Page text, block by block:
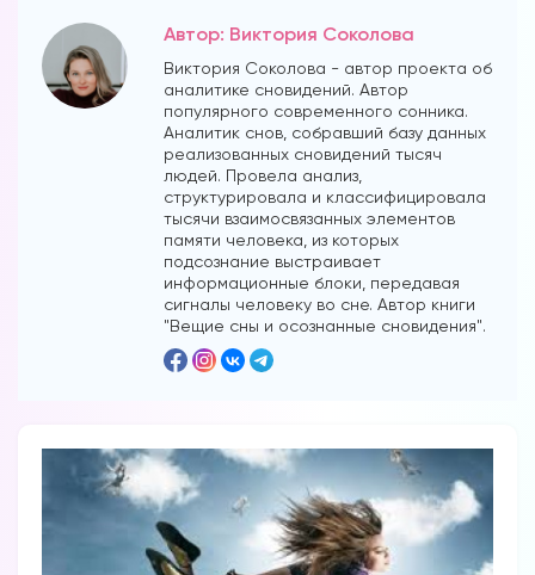
Автор: Виктория Соколова
Виктория Соколова - автор проекта об
аналитике сновидений. Автор
популярного современного сонника.
Аналитик снов, собравший базу данных
реализованных сновидений тысяч
людей. Провела анализ,
структурировала и классифицировала
тысячи взаимосвязанных элементов
памяти человека, из которых
подсознание выстраивает
информационные блоки, передавая
сигналы человеку во сне. Автор книги
"Вещие сны и осознанные сновидения".
Вы можете получать информацию во
Мы разработали систему практик, с
помощью которой можно получать
информацию во снах с первых дней.
Скачайте приложение, чтобы получить
доступ: